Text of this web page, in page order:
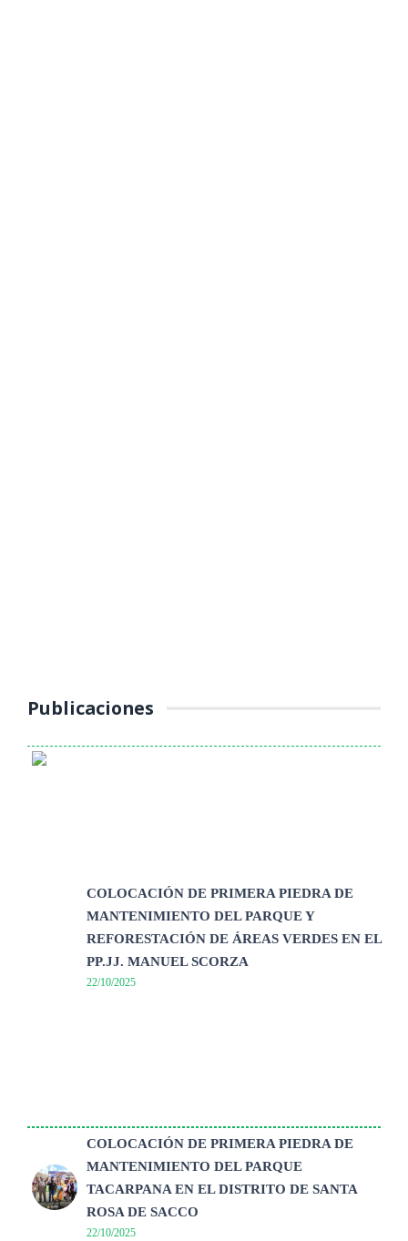
Publicaciones
COLOCACIÓN DE PRIMERA PIEDRA DE
MANTENIMIENTO DEL PARQUE Y
REFORESTACIÓN DE ÁREAS VERDES EN EL
PP.JJ. MANUEL SCORZA
22/10/2025
COLOCACIÓN DE PRIMERA PIEDRA DE
MANTENIMIENTO DEL PARQUE
TACARPANA EN EL DISTRITO DE SANTA
ROSA DE SACCO
22/10/2025